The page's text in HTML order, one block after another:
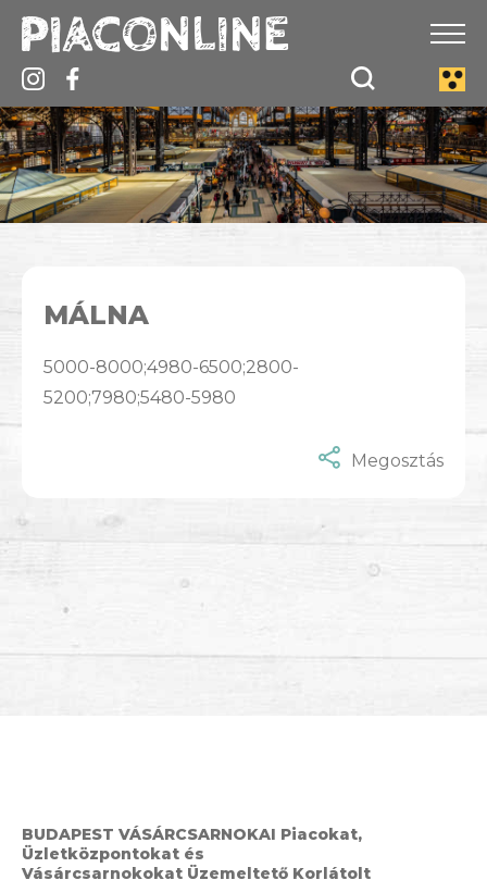
MÁLNA
5000-8000;4980-6500;2800-
5200;7980;5480-5980
Megosztás
BUDAPEST VÁSÁRCSARNOKAI Piacokat,
Üzletközpontokat és
Vásárcsarnokokat Üzemeltető Korlátolt